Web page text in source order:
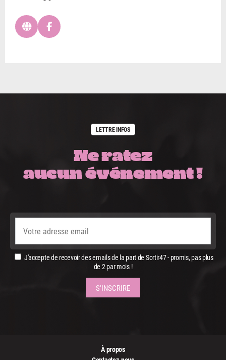
LETTRE INFOS
Ne ratez
aucun événement !
J'accepte de recevoir des emails de la part de Sortir47 - promis, pas plus
de 2 par mois !
À propos